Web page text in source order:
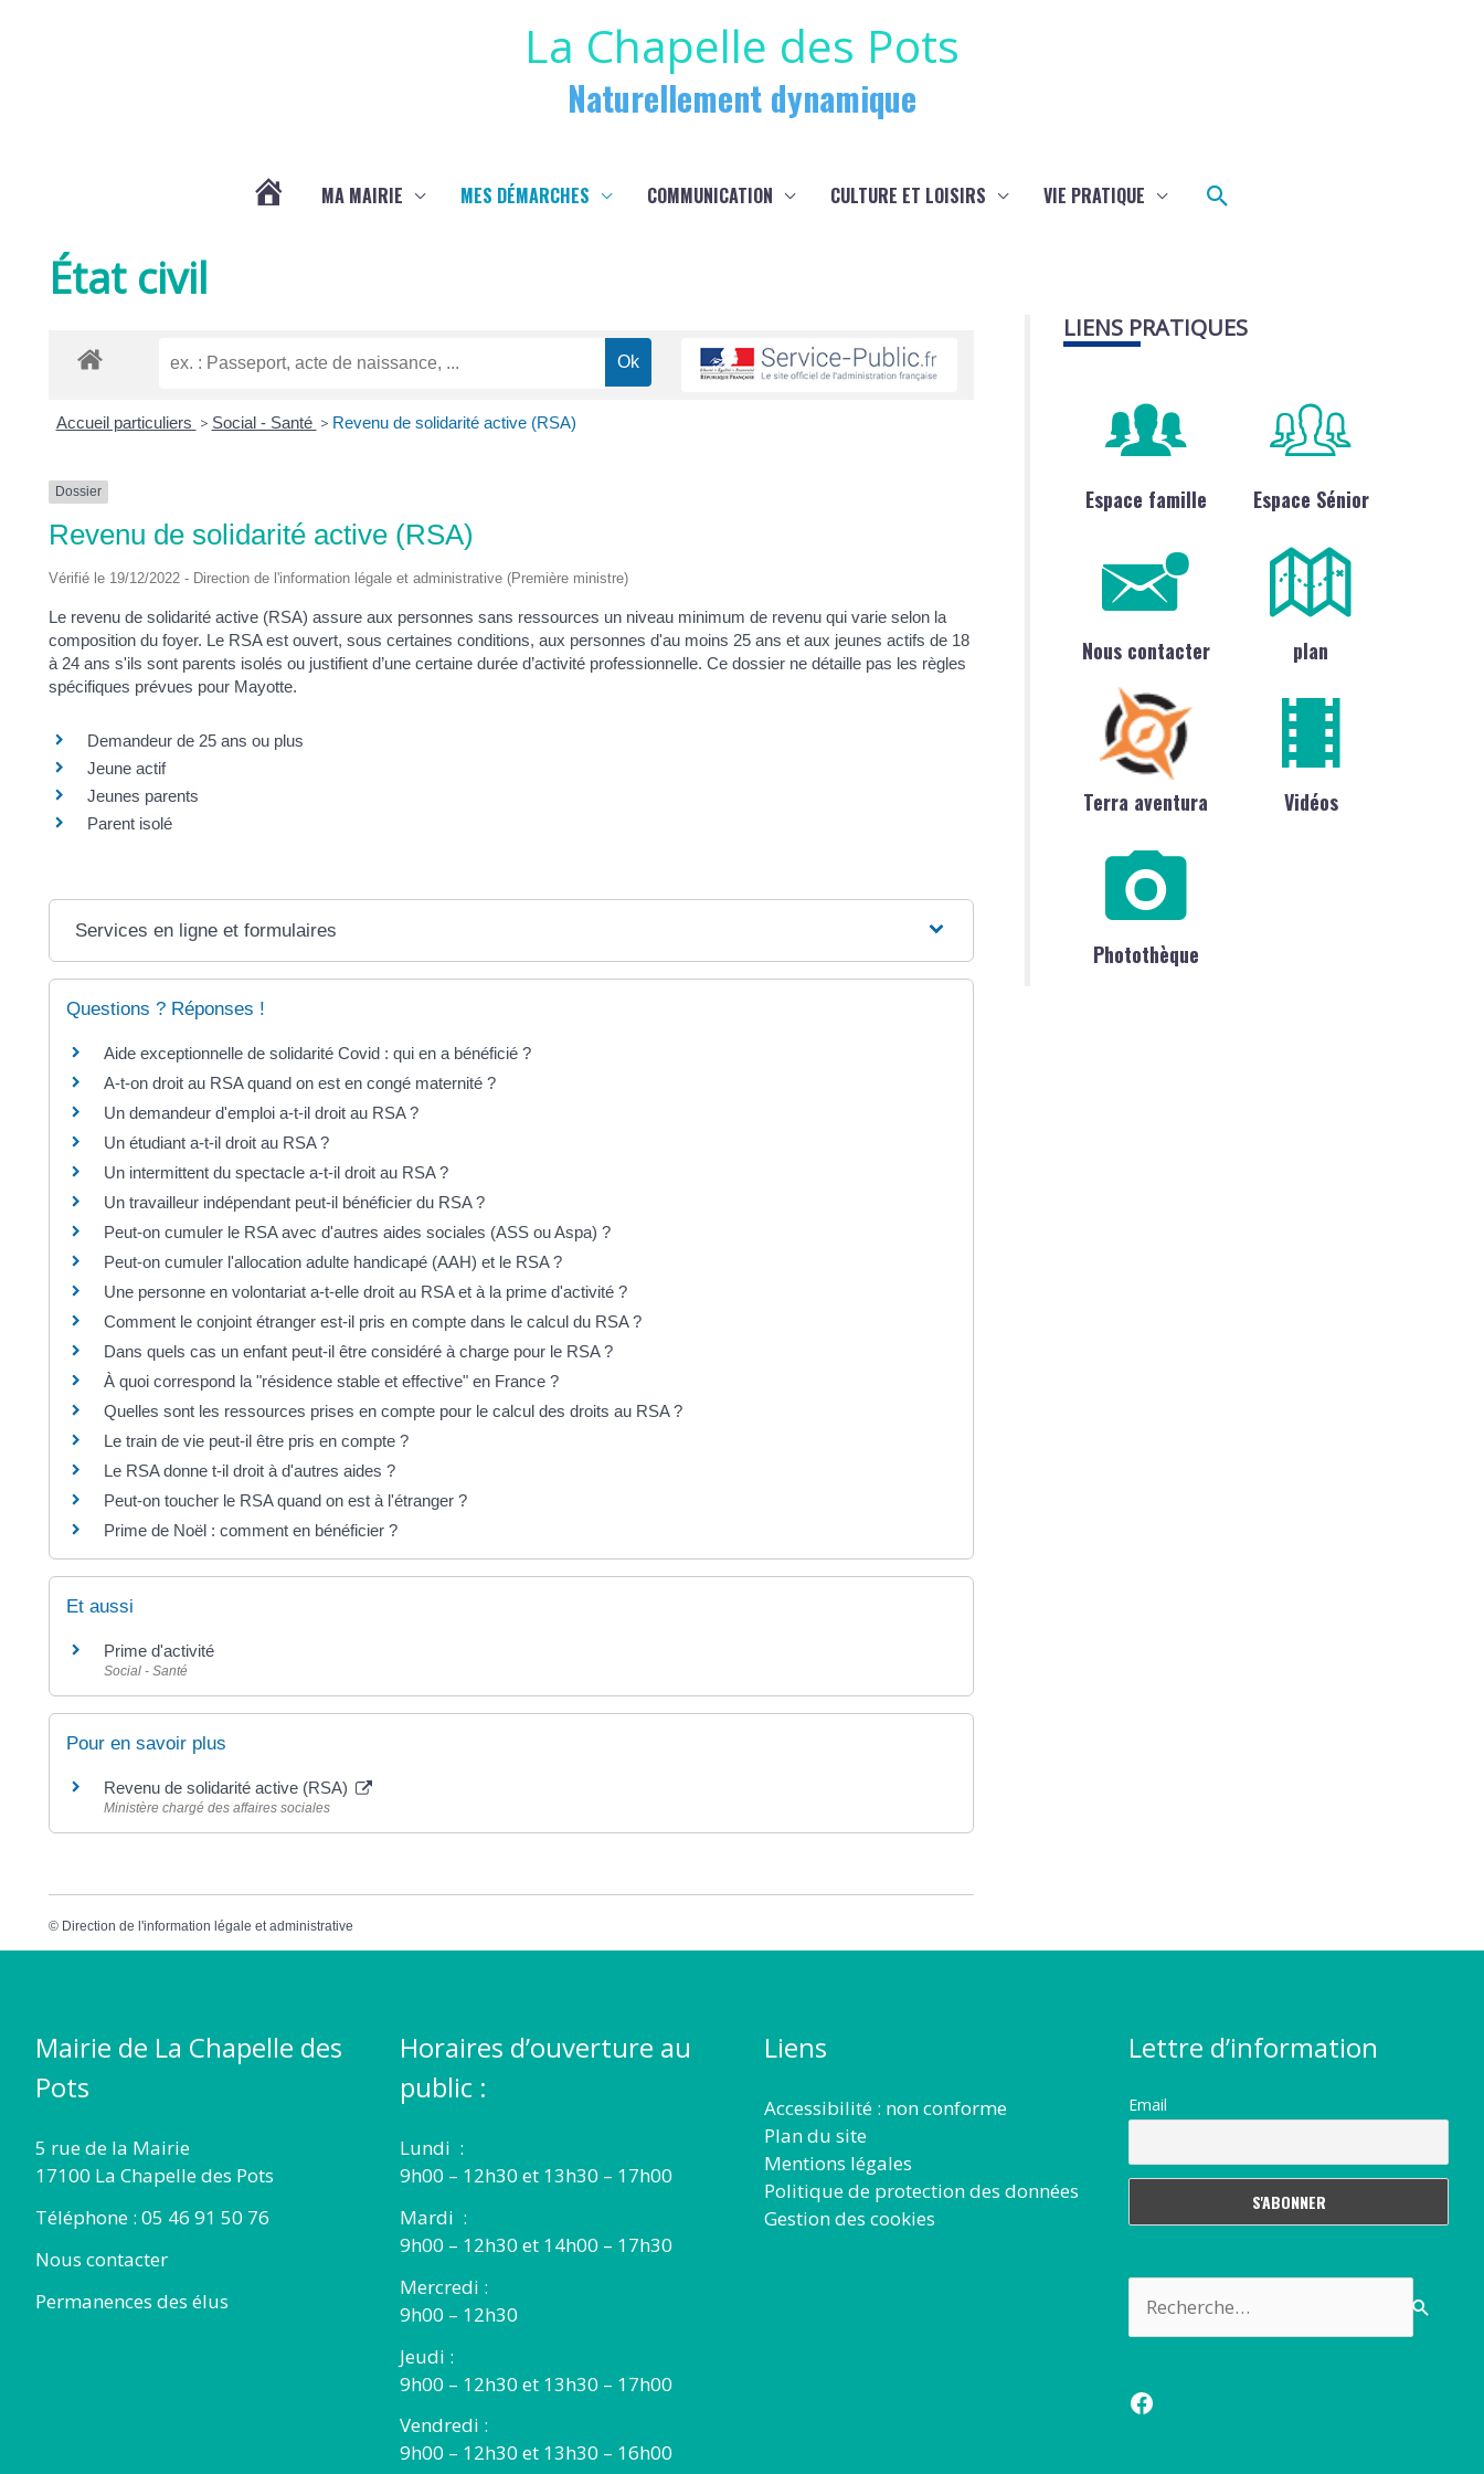
La Chapelle des Pots
Naturellement dynamique
LA
POTS
MA MAIRIE MES DÉMARCHES COMMUNICATION CULTURE ET LOISIRS VIE PRATIQUE Rechercher
État civil
Accueil particuliers > Social - Santé > Revenu de solidarité active (RSA)
Dossier
Revenu de solidarité active (RSA)
Vérifié le 19/12/2022 - Direction de l'information légale et administrative (Première ministre)
Le revenu de solidarité active (RSA) assure aux personnes sans ressources un niveau minimum de revenu qui varie selon la
composition du foyer. Le RSA est ouvert, sous certaines conditions, aux personnes d'au moins 25 ans et aux jeunes actifs de 18
à 24 ans s'ils sont parents isolés ou justifient d’une certaine durée d’activité professionnelle. Ce dossier ne détaille pas les règles
spécifiques prévues pour Mayotte.
Demandeur de 25 ans ou plus
Jeune actif
Jeunes parents
Parent isolé
Services en ligne et formulaires
Questions ? Réponses !
Aide exceptionnelle de solidarité Covid : qui en a bénéficié ?
A-t-on droit au RSA quand on est en congé maternité ?
Un demandeur d'emploi a-t-il droit au RSA ?
Un étudiant a-t-il droit au RSA ?
Un intermittent du spectacle a-t-il droit au RSA ?
Un travailleur indépendant peut-il bénéficier du RSA ?
Peut-on cumuler le RSA avec d'autres aides sociales (ASS ou Aspa) ?
Peut-on cumuler l'allocation adulte handicapé (AAH) et le RSA ?
Une personne en volontariat a-t-elle droit au RSA et à la prime d'activité ?
Comment le conjoint étranger est-il pris en compte dans le calcul du RSA ?
Dans quels cas un enfant peut-il être considéré à charge pour le RSA ?
À quoi correspond la "résidence stable et effective" en France ?
Quelles sont les ressources prises en compte pour le calcul des droits au RSA ?
Le train de vie peut-il être pris en compte ?
Le RSA donne t-il droit à d'autres aides ?
Peut-on toucher le RSA quand on est à l'étranger ?
Prime de Noël : comment en bénéficier ?
Et aussi
Prime d'activité
Social - Santé
Pour en savoir plus
Revenu de solidarité active (RSA)
Ministère chargé des affaires sociales
© Direction de l'information légale et administrative
LIENS PRATIQUES
Espace famille Espace Sénior
Nous contacter plan
Terra aventura Vidéos
Photothèque
Mairie de La Chapelle des
Pots
5 rue de la Mairie
17100 La Chapelle des Pots
Téléphone : 05 46 91 50 76
Nous contacter
Permanences des élus
Horaires d’ouverture au
public :
Lundi :
9h00 – 12h30 et 13h30 – 17h00
Mardi :
9h00 – 12h30 et 14h00 – 17h30
Mercredi :
9h00 – 12h30
Jeudi :
9h00 – 12h30 et 13h30 – 17h00
Vendredi :
9h00 – 12h30 et 13h30 – 16h00
Liens
Accessibilité : non conforme
Plan du site
Mentions légales
Politique de protection des données
Gestion des cookies
Lettre d’information
Email
Facebook